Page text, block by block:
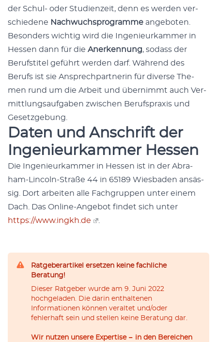
der Schul- oder Stu­dien­zeit, denn es wer­den ver­
schiedene Nach­wuch­spro­gramme ange­boten.
Beson­ders wichtig wird die Inge­nieurkam­mer in
Hes­sen dann für die Anerken­nung, sodass der
Beruf­sti­tel geführt wer­den darf. Während des
Berufs ist sie Ansprech­part­ner­in für diverse The­
men rund um die Arbeit und übern­immt auch Ver­
mit­tlungsauf­gaben zwis­chen Beruf­sprax­is und
Geset­zge­bung.
Daten und Anschrift der
Ingenieurkammer Hessen
Die Inge­nieurkam­mer in Hes­sen ist in der Abra­
ham-Lin­coln-Straße 44 in 65189 Wies­baden ansäs­
sig. Dort arbeit­en alle Fach­grup­pen unter einem
Dach. Das Online-Ange­bot find­et sich unter
https://www.ingkh.de
.
Ratgeberartikel ersetzen keine fachliche
Beratung!
Dieser Ratgeber wurde am 9. Juni 2022
hochgeladen. Die darin enthaltenen
Informationen können veraltet und/oder
fehlerhaft sein und stellen keine Beratung dar.
Wir nutzen unsere Expertise − in den Bereichen